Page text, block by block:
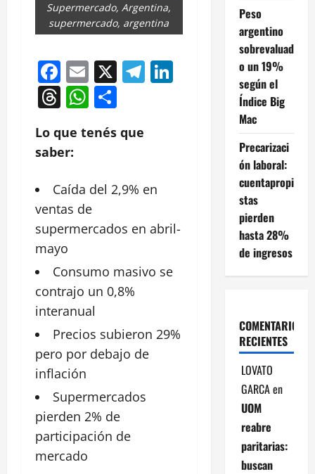
Supermercado, Argentina,
supermercado, argentina
Facebook
Email
X Telegram
LinkedIn
Threads
WhatsApp
Lo que tenés que
saber:
Caída del 2,9% en
ventas de
supermercados en abril-
mayo
Consumo masivo se
contrajo un 0,8%
interanual
Precios subieron 29%
pero por debajo de
inflación
Supermercados
pierden 2% de
participación de
mercado
Peso
argentino
sobrevaluad
o un 19%
según el
Índice Big
Mac
Precarizaci
ón laboral:
cuentapropi
stas
pierden
hasta 28%
de ingresos
COMENTARIOS
RECIENTES
LOVATO
GARCAen
UOM
reabre
paritarias:
buscan